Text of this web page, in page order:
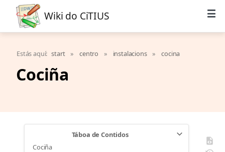
Wiki do CiTIUS
Estás aquí: start » centro » instalacions » cocina
Cociña
Táboa de Contidos
Cociña